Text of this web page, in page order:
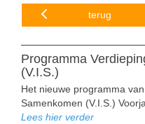
terug
Programma
(V.I.S.)
Het nieuwe programma
Samenkomen (V.I.S.)
Lees hier verder